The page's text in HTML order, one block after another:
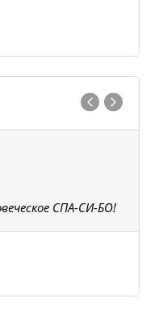
СПА-СИ-БО!